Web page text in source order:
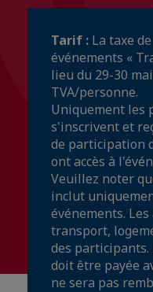
Tarif : La taxe
événements «
lieu du 29-30
TVA/personne.
Uniquement les
s'inscrivent et
de participation
ont accès à
Veuillez noter
inclut
événements.
transport,
des
doit être payée
ne sera pas